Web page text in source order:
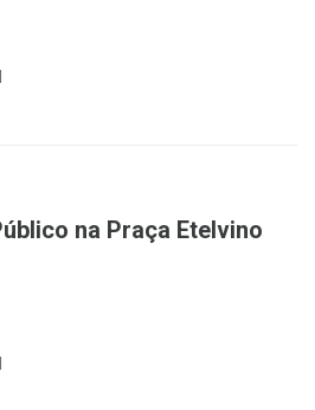
na Praça Etelvino